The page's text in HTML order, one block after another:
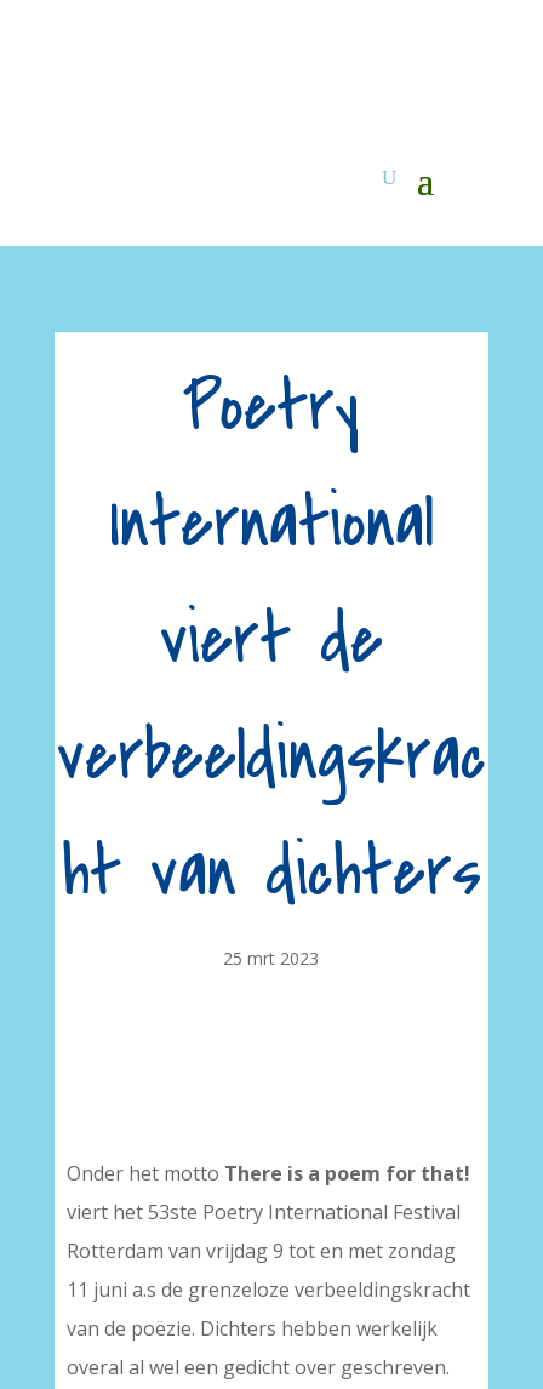
Poetry
International
viert de
verbeeldingskrac
ht van dichters
25 mrt 2023
Onder het motto There is a poem for that!
viert het 53ste Poetry International Festival
Rotterdam van vrijdag 9 tot en met zondag
11 juni a.s de grenzeloze verbeeldingskracht
van de poëzie. Dichters hebben werkelijk
overal al wel een gedicht over geschreven.